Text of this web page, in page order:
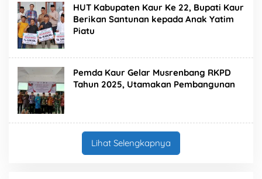
HUT Kabupaten Kaur Ke 22, Bupati Kaur
Berikan Santunan kepada Anak Yatim
Piatu
Pemda Kaur Gelar Musrenbang RKPD
Tahun 2025, Utamakan Pembangunan
Lihat Selengkapnya